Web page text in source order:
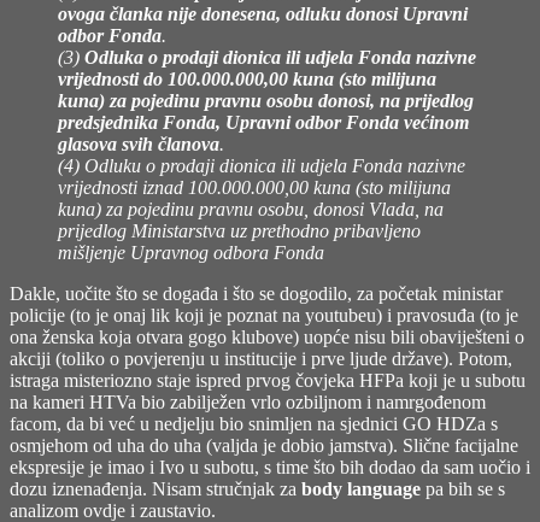
ovoga članka nije donesena, odluku donosi Upravni
odbor Fonda.
(3) Odluka o prodaji dionica ili udjela Fonda nazivne
vrijednosti do 100.000.000,00 kuna (sto milijuna
kuna) za pojedinu pravnu osobu donosi, na prijedlog
predsjednika Fonda, Upravni odbor Fonda većinom
glasova svih članova.
(4) Odluku o prodaji dionica ili udjela Fonda nazivne
vrijednosti iznad 100.000.000,00 kuna (sto milijuna
kuna) za pojedinu pravnu osobu, donosi Vlada, na
prijedlog Ministarstva uz prethodno pribavljeno
mišljenje Upravnog odbora Fonda
Dakle, uočite što se događa i što se dogodilo, za početak ministar
policije (to je onaj lik koji je poznat na youtubeu) i pravosuđa (to je
ona ženska koja otvara gogo klubove) uopće nisu bili obaviješteni o
akciji (toliko o povjerenju u institucije i prve ljude države). Potom,
istraga misteriozno staje ispred prvog čovjeka HFPa koji je u subotu
na kameri HTVa bio zabilježen vrlo ozbiljnom i namrgođenom
facom, da bi već u nedjelju bio snimljen na sjednici GO HDZa s
osmjehom od uha do uha (valjda je dobio jamstva). Slične facijalne
ekspresije je imao i Ivo u subotu, s time što bih dodao da sam uočio i
dozu iznenađenja. Nisam stručnjak za body language pa bih se s
analizom ovdje i zaustavio.